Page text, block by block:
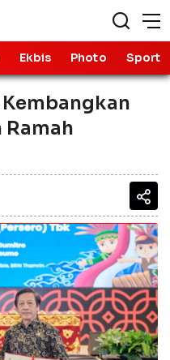
Ekbis Photo Sport
Kembangkan